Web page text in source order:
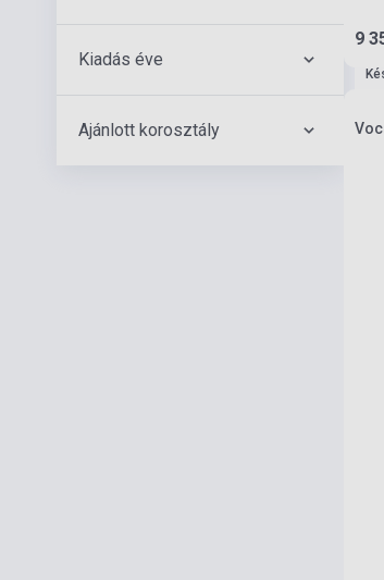
Kiadás éve
Ajánlott korosztály
9